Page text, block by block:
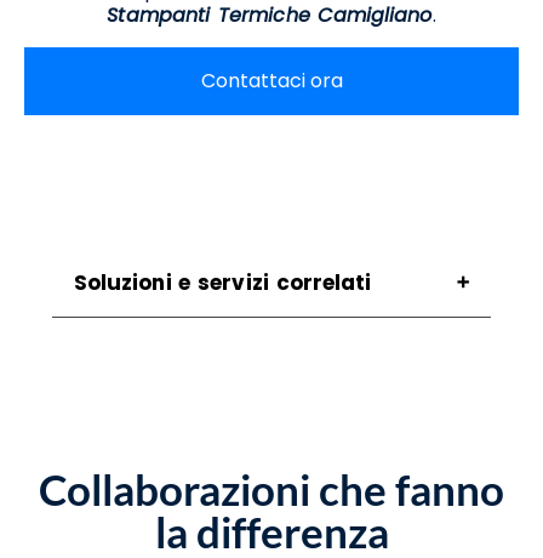
Stampanti Termiche Camigliano.
Contattaci ora
Soluzioni e servizi correlati
Noleggio Stampanti Termiche Camigliano
Vendita Stampanti Camigliano
Collaborazioni che fanno
la differenza